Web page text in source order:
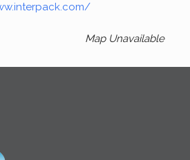
Map Unavailable